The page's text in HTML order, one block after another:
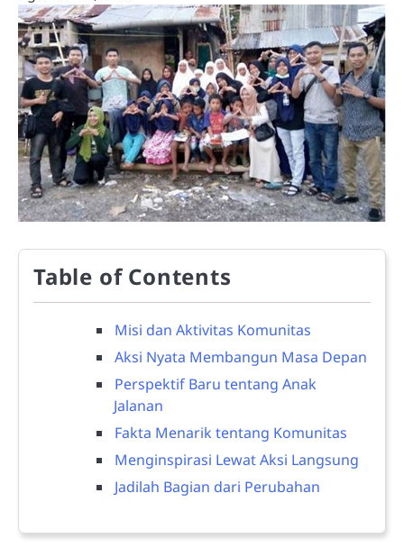
Table of Contents
Misi dan Aktivitas Komunitas
Aksi Nyata Membangun Masa Depan
Perspektif Baru tentang Anak
Jalanan
Fakta Menarik tentang Komunitas
Menginspirasi Lewat Aksi Langsung
Jadilah Bagian dari Perubahan